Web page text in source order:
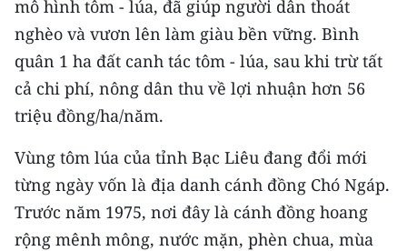
Nguyên
Đông Nam Bộ
Đồng bằng sông Cửu Long
Chuyên trang Hà Nội
Chuyên trang TP. Hồ Chí Minh
mô hình tôm - lúa, đã giúp người dân thoát
nghèo và vươn lên làm giàu bền vững. Bình
quân 1 ha đất canh tác tôm - lúa, sau khi trừ tất
cả chi phí, nông dân thu về lợi nhuận hơn 56
triệu đồng/ha/năm.
Vùng tôm lúa của tỉnh Bạc Liêu đang đổi mới
từng ngày vốn là địa danh cánh đồng Chó Ngáp.
Trước năm 1975, nơi đây là cánh đồng hoang
rộng mênh mông, nước mặn, phèn chua, mùa